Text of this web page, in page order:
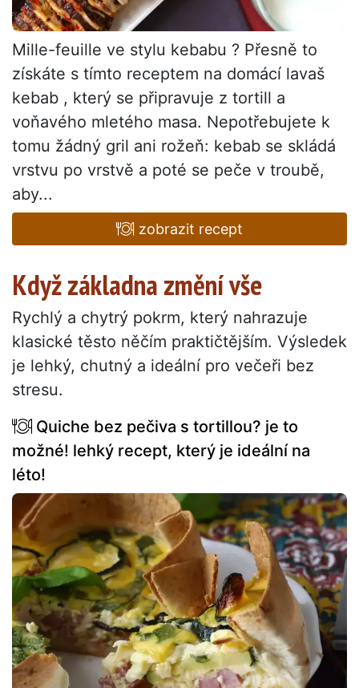
Mille-feuille ve stylu kebabu ? Přesně to
získáte s tímto receptem na domácí lavaš
kebab , který se připravuje z tortill a
voňavého mletého masa. Nepotřebujete k
tomu žádný gril ani rožeň: kebab se skládá
vrstvu po vrstvě a poté se peče v troubě,
aby...
zobrazit recept
Když základna změní vše
Rychlý a chytrý pokrm, který nahrazuje
klasické těsto něčím praktičtějším. Výsledek
je lehký, chutný a ideální pro večeři bez
stresu.
Quiche bez pečiva s tortillou? je to
možné! lehký recept, který je ideální na
léto!